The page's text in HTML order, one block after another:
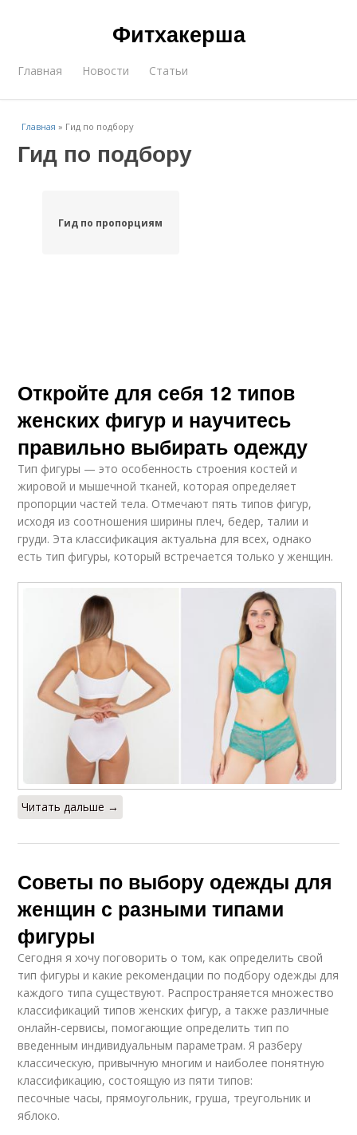
Фитхакерша
Главная Новости Статьи
Главная » Гид по подбору
Гид по подбору
Гид по пропорциям
Откройте для себя 12 типов
женских фигур и научитесь
правильно выбирать одежду
Тип фигуры — это особенность строения костей и
жировой и мышечной тканей, которая определяет
пропорции частей тела. Отмечают пять типов фигур,
исходя из соотношения ширины плеч, бедер, талии и
груди. Эта классификация актуальна для всех, однако
есть тип фигуры, который встречается только у женщин.
Читать дальше →
Советы по выбору одежды для
женщин с разными типами
фигуры
Сегодня я хочу поговорить о том, как определить свой
тип фигуры и какие рекомендации по подбору одежды для
каждого типа существуют. Распространяется множество
классификаций типов женских фигур, а также различные
онлайн-сервисы, помогающие определить тип по
введенным индивидуальным параметрам. Я разберу
классическую, привычную многим и наиболее понятную
классификацию, состоящую из пяти типов:
песочные часы, прямоугольник, груша, треугольник и
яблоко.